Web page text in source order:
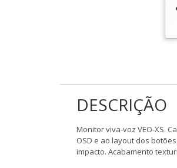
DESCRIÇÃO
Monitor viva-voz VEO-XS.
OSD e ao layout dos
impacto. Acabamento